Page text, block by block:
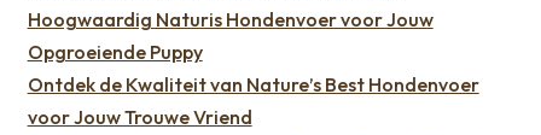
Hoogwaardig Naturis Hondenvoer voor Jouw
Opgroeiende Puppy
Ontdek de Kwaliteit van Nature’s Best Hondenvoer
voor Jouw Trouwe Vriend